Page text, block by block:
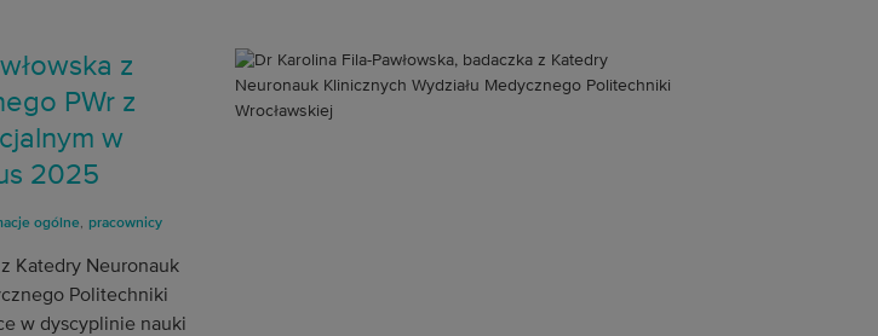
z
PWr z
w
2025
ogólne, pracownicy
Katedry Neuronauk
Politechniki
w dyscyplinie nauki